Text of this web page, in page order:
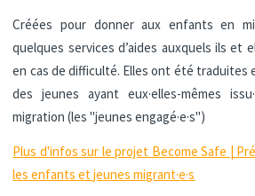
Créées pour donner aux enfants en
quelques services d’aides auxquels ils et
en cas de difficulté. Elles ont été traduites
des jeunes ayant eux·elles-mêmes
migration (les "jeunes engagé·e·s")
Plus d'infos sur le projet Become Safe |
les enfants et jeunes migrant·e·s